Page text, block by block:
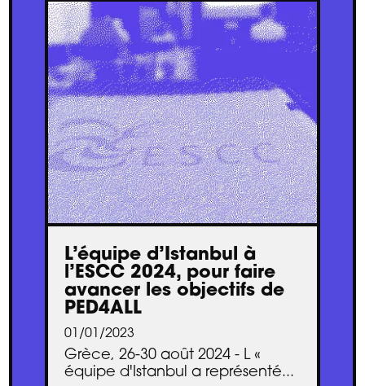
L’équipe d’Istanbul à
l’ESCC 2024, pour faire
avancer les objectifs de
PED4ALL
01/01/2023
Grèce, 26-30 août 2024 - L «
équipe d'Istanbul a représenté...